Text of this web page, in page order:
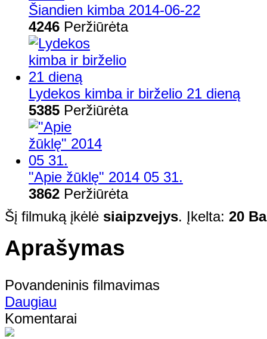
Šiandien kimba 2014-06-22
4246 Peržiūrėta
Lydekos kimba ir birželio 21 dieną
5385 Peržiūrėta
"Apie žūklę" 2014 05 31.
3862 Peržiūrėta
Šį filmuką įkėlė siaipzvejys. Įkelta: 20
Aprašymas
Povandeninis filmavimas
Daugiau
Komentarai